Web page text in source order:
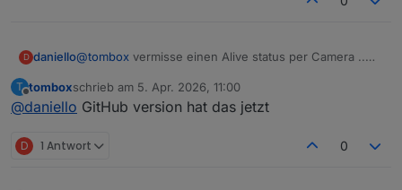
D daniello@tombox vermisse einen Alive status per Camera ..
T
Offline
tomboxschrieb am 5. Apr. 2026, 11:00
zuletzt editiert von
@daniello GitHub version hat das jetzt
D 1 Antwort 0